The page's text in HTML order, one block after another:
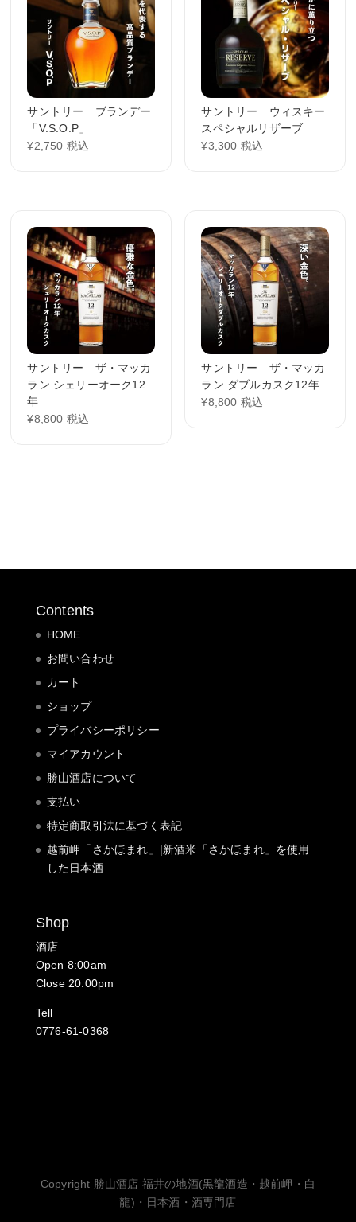
サントリー ブランデー
「V.S.O.P」
¥2,750 税込
サントリー ウィスキー
スペシャルリザーブ
¥3,300 税込
サントリー ザ・マッカ
ラン シェリーオーク12
年
¥8,800 税込
サントリー ザ・マッカ
ラン ダブルカスク12年
¥8,800 税込
Contents
HOME
お問い合わせ
カート
ショップ
プライバシーポリシー
マイアカウント
勝山酒店について
支払い
特定商取引法に基づく表記
越前岬「さかほまれ」|新酒米「さかほまれ」を使用
した日本酒
Shop
酒店
Open 8:00am
Close 20:00pm
Tell
0776-61-0368
Copyright 勝山酒店 福井の地酒(黒龍酒造・越前岬・白
龍)・日本酒・酒専門店